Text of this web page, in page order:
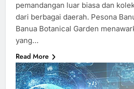
pemandangan luar biasa dan
dari berbagai daerah. Pesona
Banua Botanical Garden
yang…
Read More